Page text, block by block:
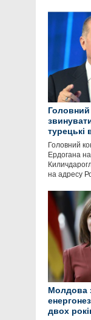
турецькі
Головний
Ердогана
на адресу
Молдова
двох